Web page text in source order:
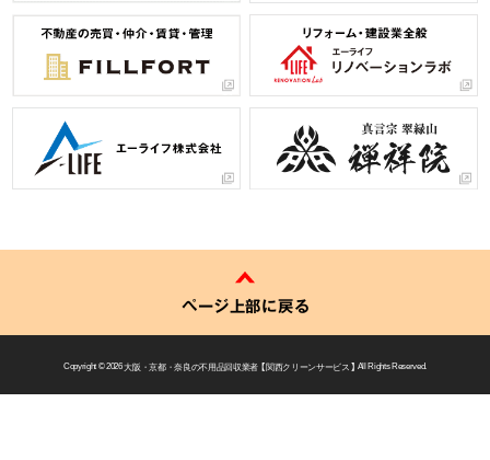
ページ上部に戻る
Copyright © 2026大阪・京都・奈良の不用品回収業者 【 関西クリーンサービス 】 All Rights Reserved.